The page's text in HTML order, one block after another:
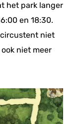
het park langer
en 18:30.
niet
niet meer